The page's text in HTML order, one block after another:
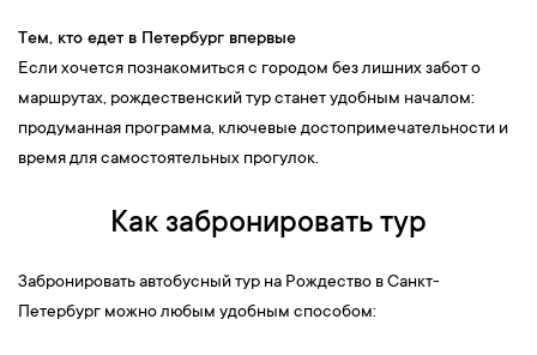
Тем, кто едет в Петербург впервые
Если хочется познакомиться с городом без лишних забот о
маршрутах, рождественский тур станет удобным началом:
продуманная программа, ключевые достопримечательности и
время для самостоятельных прогулок.
Как забронировать тур
Забронировать автобусный тур на Рождество в Санкт-
Петербург можно любым удобным способом: